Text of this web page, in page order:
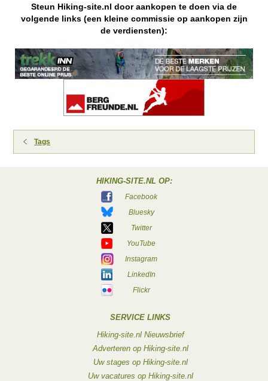
Steun Hiking-site.nl door aankopen te doen via de
volgende links (een kleine commissie op aankopen zijn
de verdiensten):
Tags
HIKING-SITE.NL OP:
Facebook
Bluesky
Twitter
YouTube
Instagram
LinkedIn
Flickr
SERVICE LINKS
Hiking-site.nl Nieuwsbrief
Adverteren op Hiking-site.nl
Uw stages op Hiking-site.nl
Uw vacatures op Hiking-site.nl